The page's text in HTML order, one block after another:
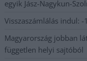
egyik Jász-Nagykun-
Visszaszámlálás indul: -
Magyarország jobban
független helyi sajtóból